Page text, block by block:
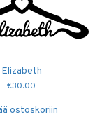
Elizabeth
€30.00
ostoskoriin